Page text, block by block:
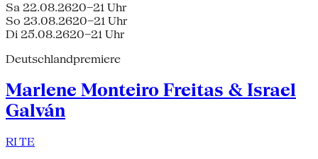
Sa 22.08.2620–21 Uhr
So 23.08.2620–21 Uhr
Di 25.08.2620–21 Uhr
Deutschlandpremiere
Marlene Monteiro Freitas & Israel
Galván
RI TE